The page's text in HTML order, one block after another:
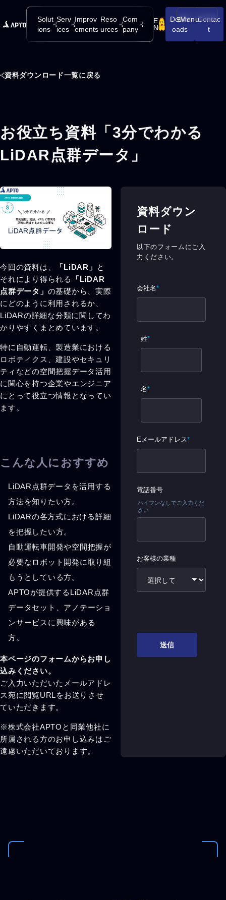
メニューを
Menu
Solut
ions
Serv
ices
Improv
ements
Reso
urces
Com
pany
E
N
Downl
oads
Contac
t
資料ダウンロード一覧に戻る
お役立ち資料「3分でわかる
LiDAR点群データ」
今回の資料は、 「LiDAR」
と
それにより得られる
「LiDAR
点群データ」 の基礎から、実際
にどのように利用されるか、
LiDARの詳細な分類に関してわ
かりやすくまとめています。
特に自動運転、製造業における
ロボティクス、建設やセキュリ
ティなどの空間把握データ活用
に関心を持つ企業やエンジニア
にとって役立つ情報となってい
ます。
こんな人におすすめ
LiDAR点群データを活用する
方法を知りたい方。
LiDARの各方式における詳細
を把握したい方。
自動運転車開発や空間把握が
必要なロボット開発に取り組
もうとしている方。
APTOが提供するLiDAR点群
データセット、アノテーショ
ンサービスに興味がある
方。
本ページのフォームからお申し
込みください。
ご入力いただいたメールアドレ
ス宛に閲覧URLをお送りさせ
ていただきます。
※株式会社APTOと同業他社に
所属される方のお申し込みはご
遠慮いただいております。
資料ダウン
ロード
以下のフォームにご入
力ください。